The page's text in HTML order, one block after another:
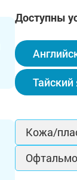
е, уделяя
ке. В
инские
шие
Доступны
Кожа/